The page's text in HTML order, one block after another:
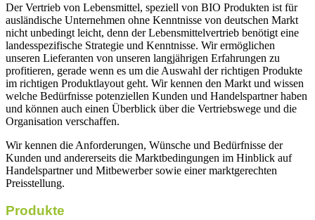
Der Vertrieb von Lebensmittel, speziell von BIO Produkten ist für
ausländische Unternehmen ohne Kenntnisse von deutschen Markt
nicht unbedingt leicht, denn der Lebensmittelvertrieb benötigt eine
landesspezifische Strategie und Kenntnisse. Wir ermöglichen
unseren Lieferanten von unseren langjährigen Erfahrungen zu
profitieren, gerade wenn es um die Auswahl der richtigen Produkte
im richtigen Produktlayout geht. Wir kennen den Markt und wissen
welche Bedürfnisse potenziellen Kunden und Handelspartner haben
und können auch einen Überblick über die Vertriebswege und die
Organisation verschaffen.
Wir kennen die Anforderungen, Wünsche und Bedürfnisse der
Kunden und andererseits die Marktbedingungen im Hinblick auf
Handelspartner und Mitbewerber sowie einer marktgerechten
Preisstellung.
Produkte